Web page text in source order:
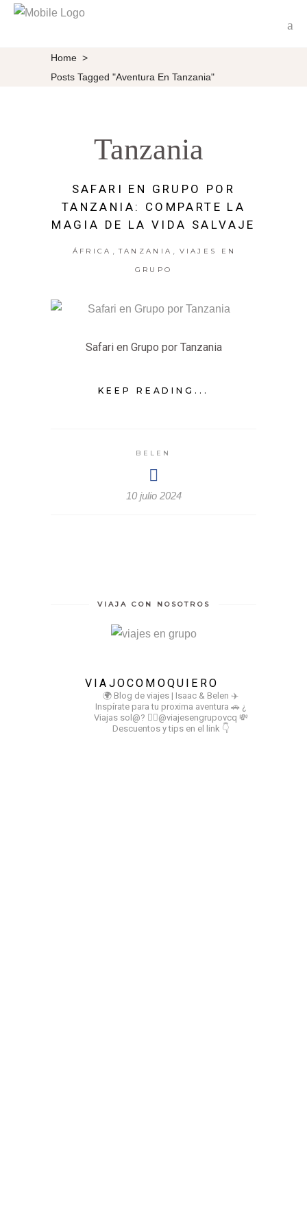
Home >
Posts Tagged "aventura En Tanzania"
Tanzania
SAFARI EN GRUPO POR
TANZANIA: COMPARTE LA
MAGIA DE LA VIDA SALVAJE
ÁFRICA TANZANIA VIAJES EN
GRUPO
Safari en Grupo por Tanzania
KEEP READING...
BELEN
10 julio 2024
VIAJA CON NOSOTROS
VIAJOCOMOQUIERO
🌍 Blog de viajes | Isaac & Belen ✈️
Inspírate para tu proxima aventura 🚗 ¿
Viajas sol@? 👉🏻@viajesengrupovcq 💸
Descuentos y tips en el link 👇